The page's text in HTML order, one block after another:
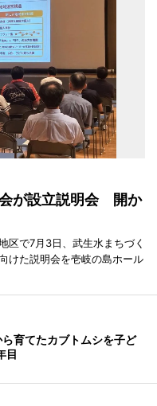
が設立説明会 開か
区で7月3日、武生水まちづく
けた説明会を壱岐の島ホール
育てたカブトムシを子ど
目